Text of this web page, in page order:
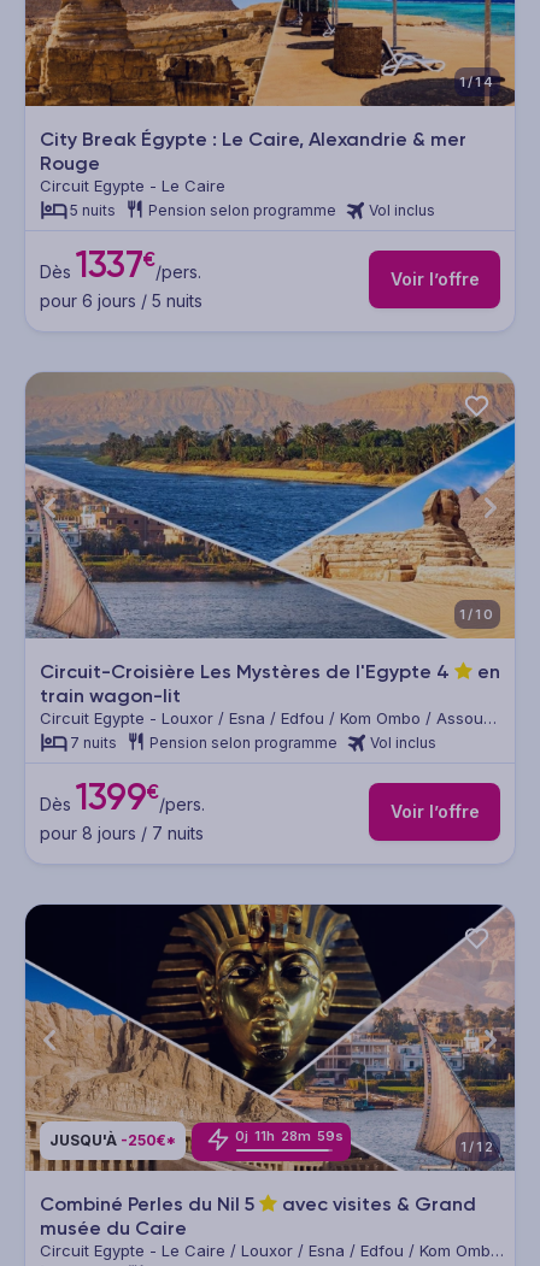
1/14
City Break Égypte : Le Caire, Alexandrie & mer
Rouge
Circuit Egypte - Le Caire
5 nuits Pension selon programme Vol inclus
Dès 1337€/pers.
pour 6 jours / 5 nuits
Voir l’offre
1/10
Circuit-Croisière Les Mystères de l'Egypte 4
en
train wagon-lit
Circuit Egypte - Louxor / Esna / Edfou / Kom Ombo / Assouan
/ Le Caire
7 nuits Pension selon programme Vol inclus
Dès 1399€/pers.
pour 8 jours / 7 nuits
Voir l’offre
JUSQU'À -250€* 0j 11h 28m 57s
1/12
Combiné Perles du Nil 5
avec visites & Grand
musée du Caire
Circuit Egypte - Le Caire / Louxor / Esna / Edfou / Kom Ombo